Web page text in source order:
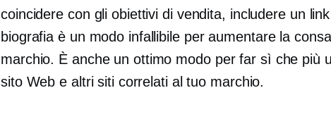
coincidere con gli obiettivi di vendita, includere un
biografia è un modo infallibile per aumentare la
marchio. È anche un ottimo modo per far sì che più
sito Web e altri siti correlati al tuo marchio.